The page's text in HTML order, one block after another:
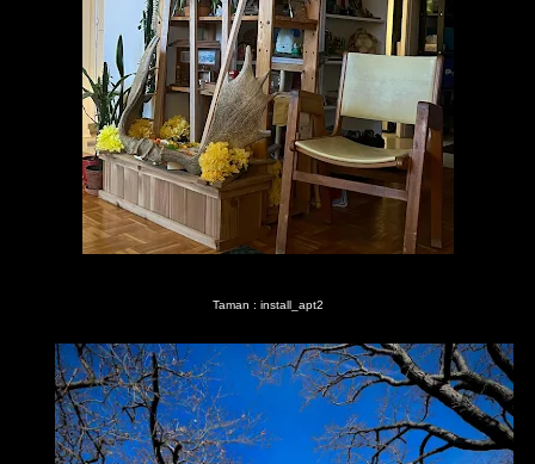
Taman : install_apt2